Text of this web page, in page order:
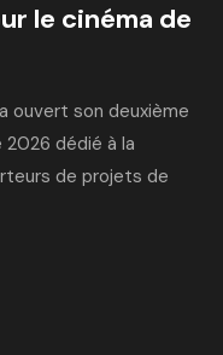
le cinéma de
ouvert son deuxième
2026 dédié à la
de projets de